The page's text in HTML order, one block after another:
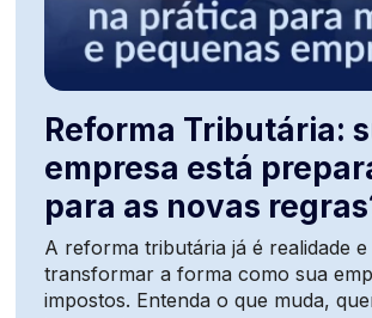
Reforma Tributária:
empresa está
para as novas
A reforma tributária já é realidade e
transformar a forma como sua
impostos. Entenda o que muda,